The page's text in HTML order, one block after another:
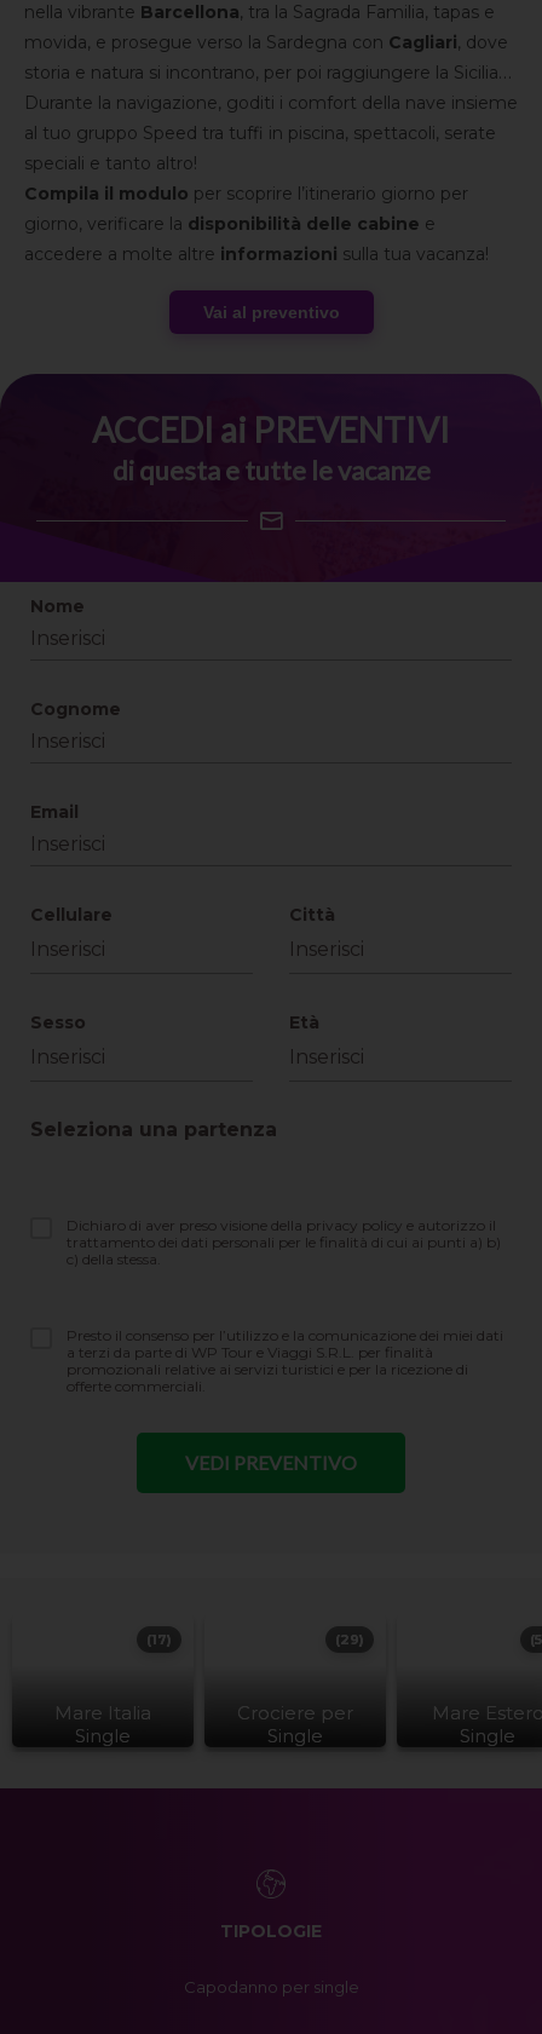
nella vibrante Barcellona, tra la Sagrada Familia, tapas e
movida, e prosegue verso la Sardegna con Cagliari, dove
storia e natura si incontrano, per poi raggiungere la Sicilia
con la splendidaPalermo, tra mercati storici e profumi
mediterranei.
Durante la navigazione, goditi i comfort della nave insieme
al tuo gruppo Speed tra tuffi in piscina, spettacoli, serate
speciali e tanto altro!
Compila il modulo per scoprire l’itinerario giorno per
giorno, verificare la disponibilità delle cabine e
accedere a molte altre informazioni sulla tua vacanza!
Vai al preventivo
ACCEDI ai PREVENTIVI
di questa e tutte le vacanze
Nome
Cognome
Email
Cellulare Città
Sesso Età
Seleziona una partenza
Dichiaro di aver preso visione della privacy policy e autorizzo il
trattamento dei dati personali per le finalità di cui ai punti a) b)
c) della stessa.
Presto il consenso per l’utilizzo e la comunicazione dei miei dati
a terzi da parte di WP Tour e Viaggi S.R.L. per finalità
promozionali relative ai servizi turistici e per la ricezione di
offerte commerciali.
Mare Italia
Single
(17)
Crociere per
Single
(29)
Mare
Single
TIPOLOGIE
Capodanno per single